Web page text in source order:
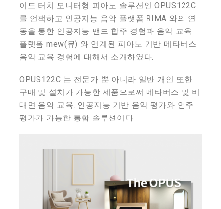
이드 터치 모니터형 피아노 솔루션인 OPUS122C
를 언팩하고 인공지능 음악 플랫폼 RIMA 와의 연
동을 통한 인공지능 밴드 합주 경험과 음악 교육
플랫폼 mew(뮤) 와 연계된 피아노 기반 메타버스
음악 교육 경험에 대해서 소개하였다.
OPUS122C 는 전문가 뿐 아니라 일반 개인 또한
구매 및 설치가 가능한 제품으로써 메타버스 및 비
대면 음악 교육, 인공지능 기반 음악 평가와 연주
평가가 가능한 통합 솔루션이다.